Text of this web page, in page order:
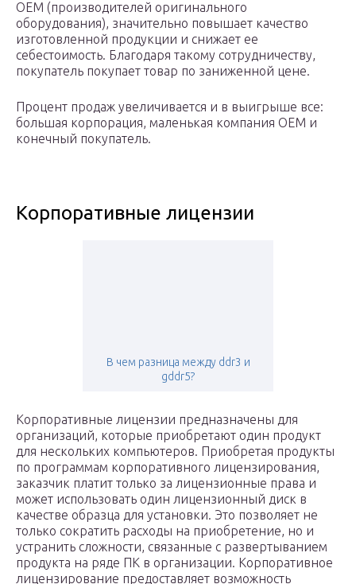
OEM (производителей оригинального
оборудования), значительно повышает качество
изготовленной продукции и снижает ее
себестоимость. Благодаря такому сотрудничеству,
покупатель покупает товар по заниженной цене.
Процент продаж увеличивается и в выигрыше все:
большая корпорация, маленькая компания OEM и
конечный покупатель.
Корпоративные лицензии
В чем разница между ddr3 и
gddr5?
Корпоративные лицензии предназначены для
организаций, которые приобретают один продукт
для нескольких компьютеров. Приобретая продукты
по программам корпоративного лицензирования,
заказчик платит только за лицензионные права и
может использовать один лицензионный диск в
качестве образца для установки. Это позволяет не
только сократить расходы на приобретение, но и
устранить сложности, связанные с развертыванием
продукта на ряде ПК в организации. Корпоративное
лицензирование предоставляет возможность